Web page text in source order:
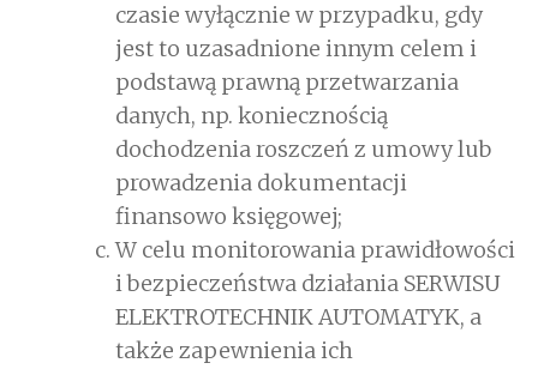
czasie wyłącznie w przypadku, gdy
jest to uzasadnione innym celem i
podstawą prawną przetwarzania
danych, np. koniecznością
dochodzenia roszczeń z umowy lub
prowadzenia dokumentacji
finansowo księgowej;
W celu monitorowania prawidłowości
i bezpieczeństwa działania SERWISU
ELEKTROTECHNIK AUTOMATYK, a
także zapewnienia ich